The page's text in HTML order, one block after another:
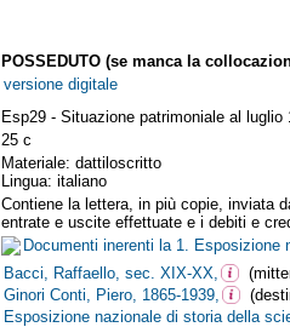
POSSEDUTO (se manca la
versione digitale
Esp29 - Situazione patrimoniale al
25 c
Materiale: dattiloscritto
Lingua: italiano
Contiene la lettera, in più copie, inviata
entrate e uscite effettuate e i debiti e
Documenti inerenti la 1. Esposizione
Bacci, Raffaello, sec. XIX-XX,
Ginori Conti, Piero, 1865-1939,
Esposizione nazionale di storia della